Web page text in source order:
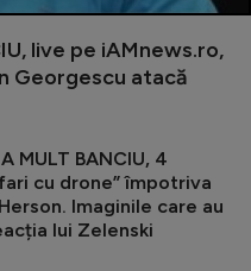
live pe iAMnews.ro,
Georgescu atacă
MULT BANCIU, 4
cu drone” împotriva
Imaginile care au
lui Zelenski